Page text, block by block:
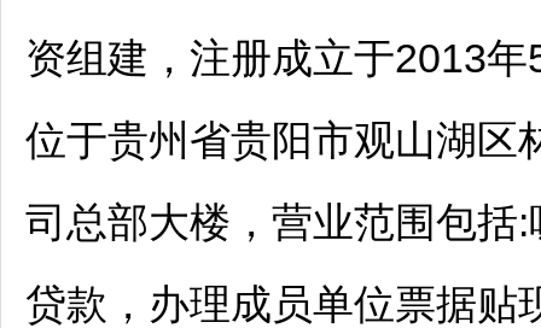
资组建，注册成立于2013
位于贵州省贵阳市观山湖区
司总部大楼，营业范围包括
贷款，办理成员单位票据贴